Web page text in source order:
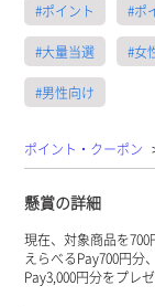
#ポイント #ポ
#大量当選 #女
#男性向け
ポイント・クーポン
懸賞の詳細
現在、対象商品を
えらべるPay700円分
Pay3,000円分をプレ